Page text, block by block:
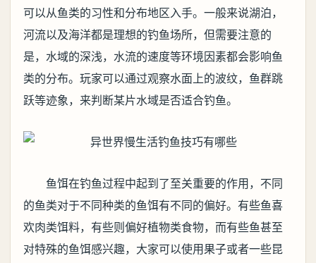
可以从鱼类的习性和分布地区入手。一般来说湖泊，
河流以及海洋都是理想的钓鱼场所，但需要注意的
是，水域的深浅，水流的速度等环境因素都会影响鱼
类的分布。玩家可以通过观察水面上的波纹，鱼群跳
跃等迹象，来判断某片水域是否适合钓鱼。
鱼饵在钓鱼过程中起到了至关重要的作用，不同
的鱼类对于不同种类的鱼饵有不同的偏好。有些鱼喜
欢肉类饵料，有些则偏好植物类食物，而有些鱼甚至
对特殊的鱼饵感兴趣，大家可以使用果子或者一些昆